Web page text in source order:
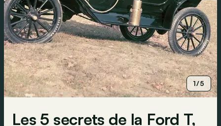
1/5
Les 5 secrets de la Ford T,